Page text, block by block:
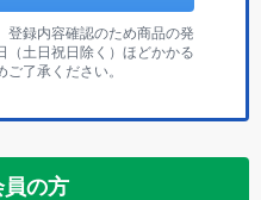
登録内容確認のため商品の発
（土日祝日除く）ほどかかる
了承ください。
の方